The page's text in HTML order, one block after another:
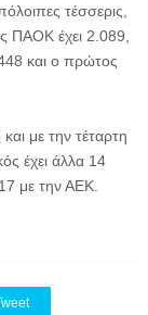
τέσσερις,
ΠΑΟΚ έχει 2.089,
και ο πρώτος
με την τέταρτη
έχει άλλα 14
με την ΑΕΚ.